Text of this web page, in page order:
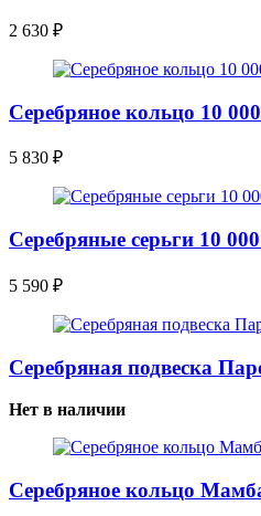
2 630 ₽
Серебряное кольцо 10
5 830 ₽
Серебряные серьги 10
5 590 ₽
Серебряная подвеска
Нет в наличии
Серебряное кольцо